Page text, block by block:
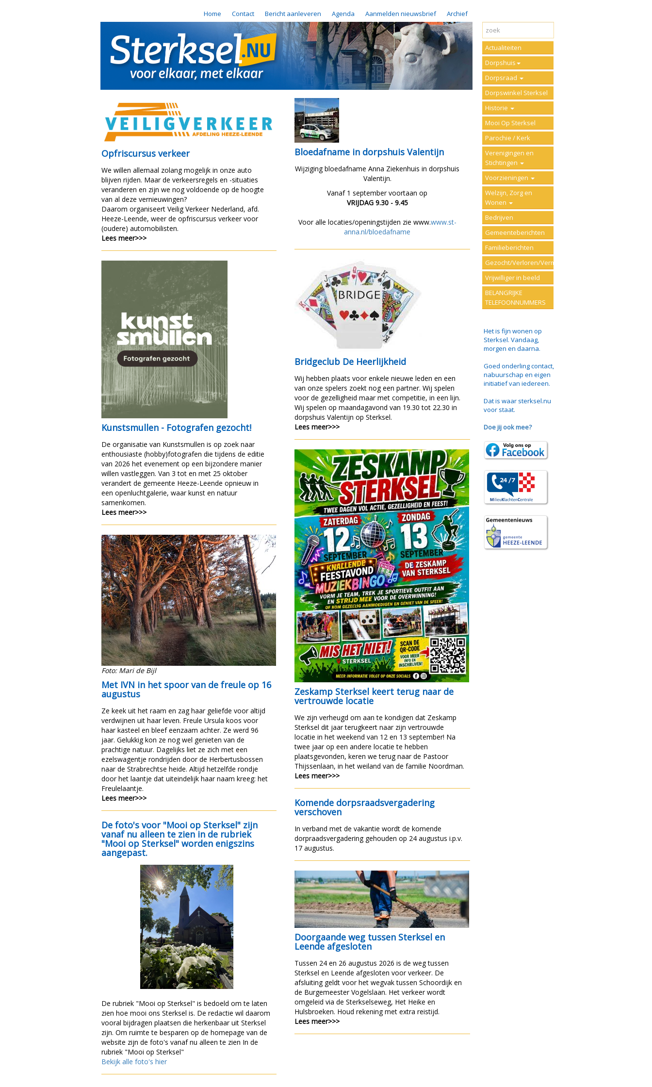
Home Contact Bericht aanleveren Agenda Aanmelden nieuwsbrief Archief
Opfriscursus verkeer
We willen allemaal zolang mogelijk in onze auto
blijven rijden. Maar de verkeersregels en -situaties
veranderen en zijn we nog voldoende op de hoogte
van al deze vernieuwingen?
Daarom organiseert Veilig Verkeer Nederland, afd.
Heeze-Leende, weer de opfriscursus verkeer voor
(oudere) automobilisten.
Lees meer>>>
Kunstsmullen - Fotografen gezocht!
De organisatie van Kunstsmullen is op zoek naar
enthousiaste (hobby)fotografen die tijdens de editie
van 2026 het evenement op een bijzondere manier
willen vastleggen. Van 3 tot en met 25 oktober
verandert de gemeente Heeze-Leende opnieuw in
een openluchtgalerie, waar kunst en natuur
samenkomen.
Lees meer>>>
Foto: Mari de Bijl
Met IVN in het spoor van de freule op 16
augustus
Ze keek uit het raam en zag haar geliefde voor altijd
verdwijnen uit haar leven. Freule Ursula koos voor
haar kasteel en bleef eenzaam achter. Ze werd 96
jaar. Gelukkig kon ze nog wel genieten van de
prachtige natuur. Dagelijks liet ze zich met een
ezelswagentje rondrijden door de Herbertusbossen
naar de Strabrechtse heide. Altijd hetzelfde rondje
door het laantje dat uiteindelijk haar naam kreeg: het
Freulelaantje.
Lees meer>>>
De foto's voor "Mooi op Sterksel" zijn
vanaf nu alleen te zien in de rubriek
"Mooi op Sterksel" worden enigszins
aangepast.
De rubriek "Mooi op Sterksel" is bedoeld om te laten
zien hoe mooi ons Sterksel is. De redactie wil daarom
vooral bijdragen plaatsen die herkenbaar uit Sterksel
zijn. Om ruimte te besparen op de homepage van de
website zijn de foto's vanaf nu alleen te zien In de
rubriek "Mooi op Sterksel"
Bekijk alle foto's hier
Bloedafname in dorpshuis Valentijn
Wijziging bloedafname Anna Ziekenhuis in dorpshuis
Valentijn.
Vanaf 1 september voortaan op
VRIJDAG 9.30 - 9.45
Voor alle locaties/openingstijden zie www.www.st-
anna.nl/bloedafname
Bridgeclub De Heerlijkheid
Wij hebben plaats voor enkele nieuwe leden en een
van onze spelers zoekt nog een partner. Wij spelen
voor de gezelligheid maar met competitie, in een lijn.
Wij spelen op maandagavond van 19.30 tot 22.30 in
dorpshuis Valentijn op Sterksel.
Lees meer>>>
Zeskamp Sterksel keert terug naar de
vertrouwde locatie
We zijn verheugd om aan te kondigen dat Zeskamp
Sterksel dit jaar terugkeert naar zijn vertrouwde
locatie in het weekend van 12 en 13 september! Na
twee jaar op een andere locatie te hebben
plaatsgevonden, keren we terug naar de Pastoor
Thijssenlaan, in het weiland van de familie Noordman.
Lees meer>>>
Komende dorpsraadsvergadering
verschoven
In verband met de vakantie wordt de komende
dorpraadsvergadering gehouden op 24 augustus i.p.v.
17 augustus.
Doorgaande weg tussen Sterksel en
Leende afgesloten
Tussen 24 en 26 augustus 2026 is de weg tussen
Sterksel en Leende afgesloten voor verkeer. De
afsluiting geldt voor het wegvak tussen Schoordijk en
de Burgemeester Vogelslaan. Het verkeer wordt
omgeleid via de Sterkselseweg, Het Heike en
Hulsbroeken. Houd rekening met extra reistijd.
Lees meer>>>
Actualiteiten
Dorpshuis
Dorpsraad
Dorpswinkel Sterksel
Historie
Mooi Op Sterksel
Parochie / Kerk
Verenigingen en
Stichtingen
Voorzieningen
Welzijn, Zorg en
Wonen
Bedrijven
Gemeenteberichten
Familieberichten
Gezocht/Verloren/Vermist
Vrijwilliger in beeld
BELANGRIJKE
TELEFOONNUMMERS
Het is fijn wonen op
Sterksel. Vandaag,
morgen en daarna.
Goed onderling contact,
nabuurschap en eigen
initiatief van iedereen.
Dat is waar sterksel.nu
voor staat.
Doe jij ook mee?